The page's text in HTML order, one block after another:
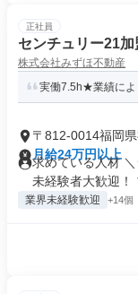
正社員
センチュリー21
株式会社みずほ不動産
実働7.5h★業績によ
〒812-0014福岡
月給24万円以上
求めている人材
未経験者大歓迎！
業界未経験歓迎 +14個